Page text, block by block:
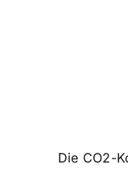
Die CO2-